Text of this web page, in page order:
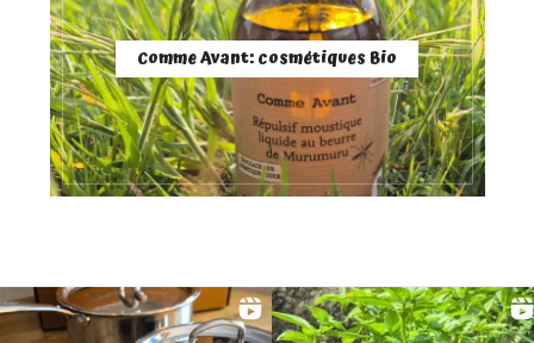
Comme Avant: cosmétiques Bio